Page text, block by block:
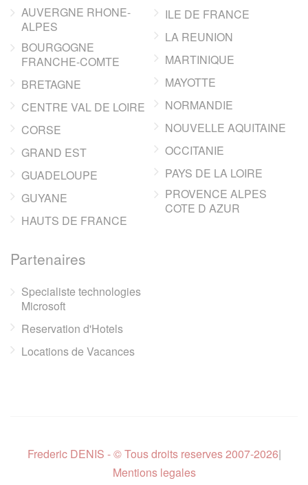
AUVERGNE RHONE-
ALPES
BOURGOGNE
FRANCHE-COMTE
BRETAGNE
CENTRE VAL DE LOIRE
CORSE
GRAND EST
GUADELOUPE
GUYANE
HAUTS DE FRANCE
ILE DE FRANCE
LA REUNION
MARTINIQUE
MAYOTTE
NORMANDIE
NOUVELLE AQUITAINE
OCCITANIE
PAYS DE LA LOIRE
PROVENCE ALPES
COTE D AZUR
Partenaires
Specialiste technologies
Microsoft
Reservation d'Hotels
Locations de Vacances
Frederic DENIS - © Tous droits reserves 2007-2026|
Mentions legales